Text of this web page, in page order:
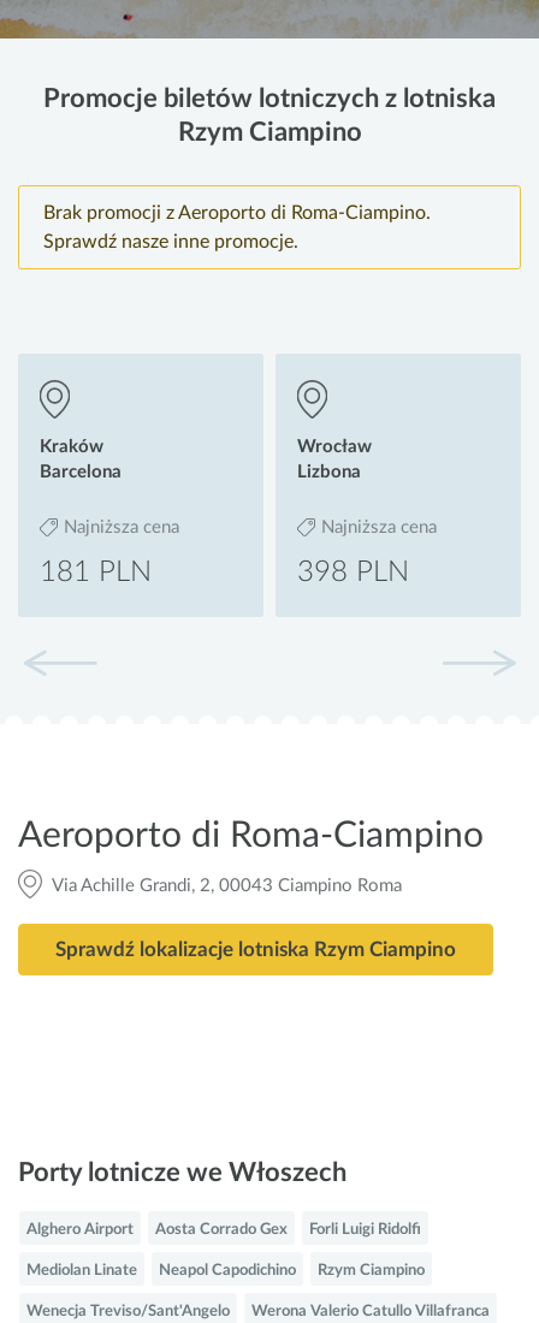
Promocje biletów lotniczych z lotniska
Rzym Ciampino
Brak promocji z Aeroporto di Roma-Ciampino.
Sprawdź nasze inne promocje.
Kraków
Barcelona
Najniższa cena
181 PLN
Wrocław
Lizbona
Najniższa cena
398 PLN
Aeroporto di Roma-Ciampino
Via Achille Grandi, 2, 00043 Ciampino Roma
Sprawdź lokalizacje lotniska Rzym Ciampino
Porty lotnicze we Włoszech
Alghero Airport Aosta Corrado Gex Forli Luigi Ridolfi
Mediolan Linate Neapol Capodichino Rzym Ciampino
Wenecja Treviso/Sant'Angelo Werona Valerio Catullo Villafranca